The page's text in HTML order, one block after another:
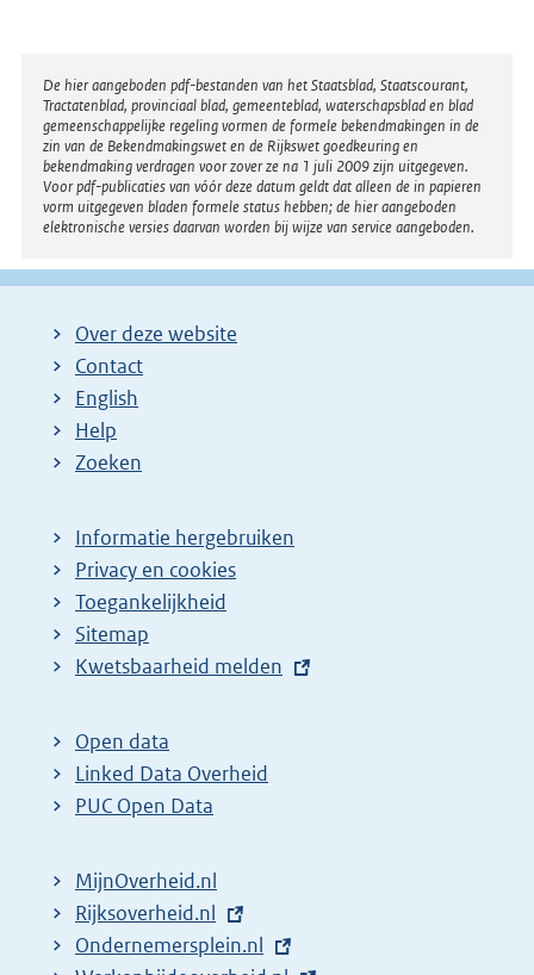
l
i
n
k
:
Disclaimer
De hier aangeboden pdf-bestanden van het Staatsblad, Staatscourant,
Tractatenblad, provinciaal blad, gemeenteblad, waterschapsblad en blad
gemeenschappelijke regeling vormen de formele bekendmakingen in de
zin van de Bekendmakingswet en de Rijkswet goedkeuring en
bekendmaking verdragen voor zover ze na 1 juli 2009 zijn uitgegeven.
Voor pdf-publicaties van vóór deze datum geldt dat alleen de in papieren
vorm uitgegeven bladen formele status hebben; de hier aangeboden
elektronische versies daarvan worden bij wijze van service aangeboden.
Over deze website
Contact
English
Help
Zoeken
Informatie hergebruiken
Privacy en cookies
Toegankelijkheid
Sitemap
E
t
e
r
l
i
n
Kwetsbaarheid melden
Open data
Linked Data Overheid
PUC Open Data
MijnOverheid.nl
E
x
Rijksoverheid.nl
E
Ondernemersplein.nl